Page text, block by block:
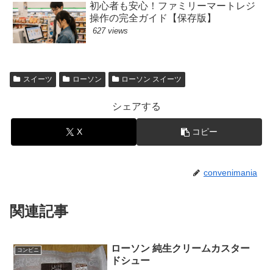
初心者も安心！ファミリーマートレジ
操作の完全ガイド【保存版】
627 views
スイーツ ローソン ローソン スイーツ
シェアする
X コピー
convenimania
関連記事
コンビニ
ローソン 純生クリームカスター
ドシュー